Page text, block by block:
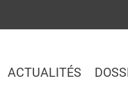
ACTUALITÉS